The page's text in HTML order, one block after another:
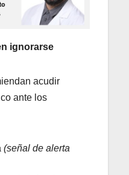
ignorarse
acudir
ante los
(señal de alerta